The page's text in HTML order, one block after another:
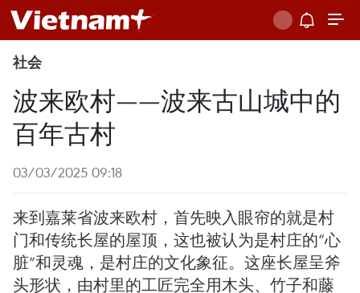
社会
波来欧村——波来古山城中的
百年古村
03/03/2025 09:18
来到嘉莱省波来欧村，首先映入眼帘的就是村
门和传统长屋的屋顶，这也被认为是村庄的“心
脏”和灵魂，是村庄的文化象征。这座长屋呈斧
头形状，由村里的工匠完全用木头、竹子和藤